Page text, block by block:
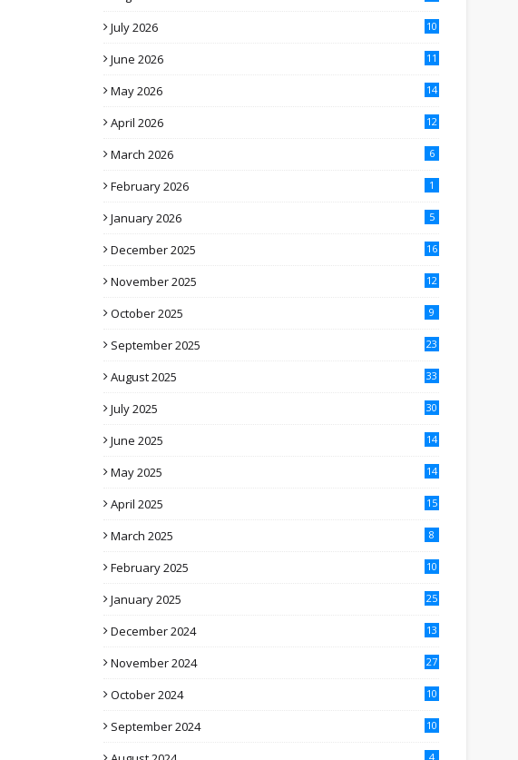
July 2026 10
June 2026 11
May 2026 14
April 2026 12
March 2026 6
February 2026 1
January 2026 5
December 2025 16
November 2025 12
October 2025 9
September 2025 23
August 2025 33
July 2025 30
June 2025 14
May 2025 14
April 2025 15
March 2025 8
February 2025 10
January 2025 25
December 2024 13
November 2024 27
October 2024 10
September 2024 10
4